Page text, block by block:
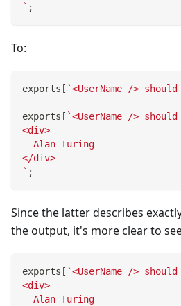
` ;
To:
exports [ `<UserName />
exports [ `<UserName />
<div>
  Alan Turing
</div>
` ;
Since the latter describes
the output, it's more clear to
exports [ `<UserName />
<div>
  Alan Turing